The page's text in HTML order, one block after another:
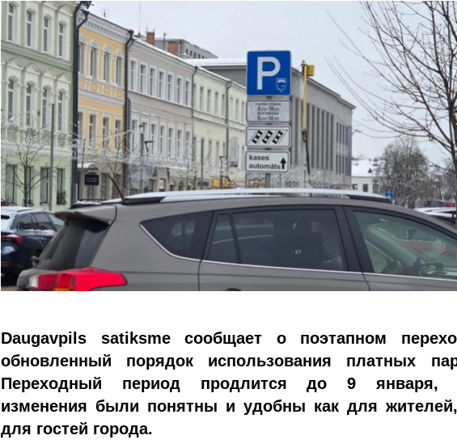
Daugavpils satiksme сообщает о поэтапном
обновленный порядок использования платных
Переходный период продлится до 9 января,
изменения были понятны и удобны как для
для гостей города.